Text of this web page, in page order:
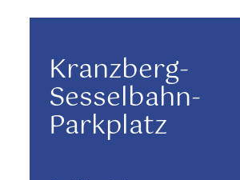
Kranzberg-
Sesselbahn-
Parkplatz